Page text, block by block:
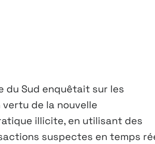
du Sud enquêtait sur les
de la nouvelle
illicite, en utilisant des
suspectes en temps